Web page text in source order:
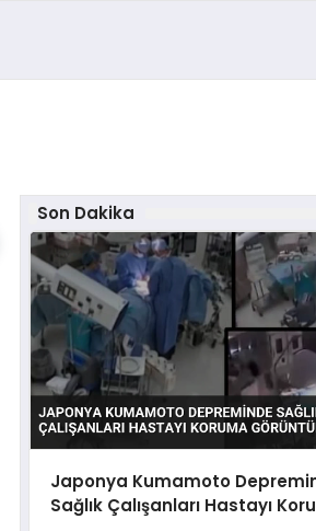
Son Dakika
Japonya Kumamoto
Sağlık Çalışanları Hastayı